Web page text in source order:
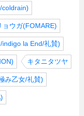
coldrain)
ョウガ(FOMARE)
indigo la End/礼賛)
キタニタツヤ
み乙女/礼賛)